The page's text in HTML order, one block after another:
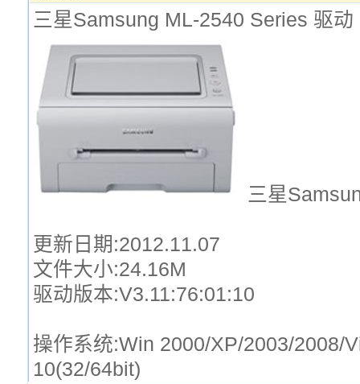
三星Samsung ML-2540 Series 驱动
三星
更新日期:2012.11.07
文件大小:24.16M
驱动版本:V3.11:76:01:10
操作系统:Win 2000/XP/2003/2008/
10(32/64bit)